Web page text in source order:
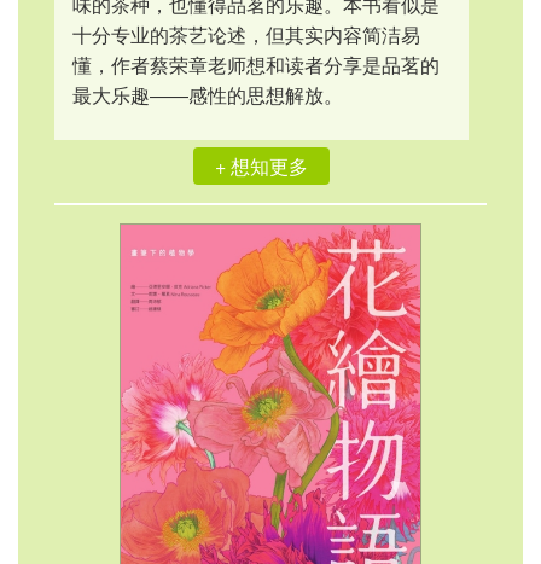
十分专业的茶艺论述，但其实内容简洁易
懂，作者蔡荣章老师想和读者分享是品茗的
最大乐趣――感性的思想解放。
+ 想知更多